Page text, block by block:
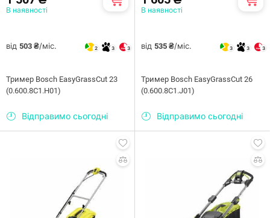
В наявності
від 503 ₴/міс. 2 3 3
Тример Bosch EasyGrassCut 23
(0.600.8C1.H01)
Відправимо сьогодні
В наявності
від 535 ₴/міс. 3 3 3
Тример Bosch EasyGrassCut 26
(0.600.8C1.J01)
Відправимо сьогодні